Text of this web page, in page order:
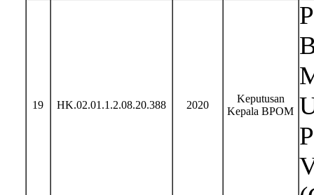
19 HK.02.01.1.2.08.20.388 2020
Keputusan
Kepala BPOM